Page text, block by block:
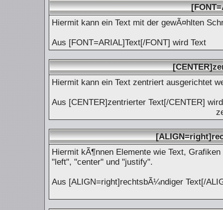
Hiermit kann ein Text mit der gewÃ¤hlten
Aus [FONT=ARIAL]Text[/FONT] wird Text
Hiermit kann ein Text zentriert ausgerichtet
Aus [CENTER]zentrierter Text[/CENTER] wird
Hiermit kÃ¶nnen Elemente wie Text,
"left", "center" und "justify".
Aus [ALIGN=right]rechtsbÃ¼ndiger Text[/